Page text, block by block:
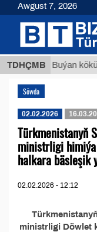
TDHÇMB Buýan
Söwda
02.02.2026
Türkmenistanyň
ministrligi
halkara bäsleşik
02.02.2026 - 12:12
ministrligi Döwlet
Awgust 7, 2026